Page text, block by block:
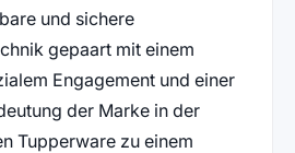
und sichere
gepaart mit einem
Engagement und einer
der Marke in der
Tupperware zu einem